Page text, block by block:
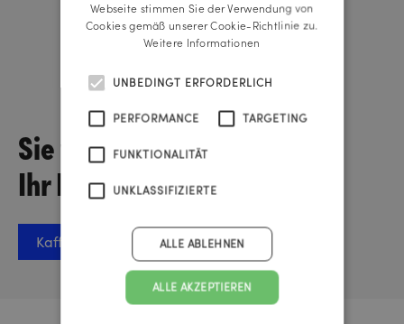
Sie wollen über
Ihr Projekt sprechen?
Kaffee-Termin vereinbaren
Managing Director
Webseite stimmen Sie der Verwendung von
Cookies gemäß unserer Cookie-Richtlinie zu.
Weitere Informationen
UNBEDINGT ERFORDERLICH
PERFORMANCE TARGETING
FUNKTIONALITÄT
UNKLASSIFIZIERTE
ALLE AKZEPTIEREN
ALLE ABLEHNEN